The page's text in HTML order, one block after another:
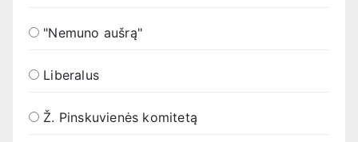
"Nemuno aušrą"
Liberalus
Ž. Pinskuvienės komitetą